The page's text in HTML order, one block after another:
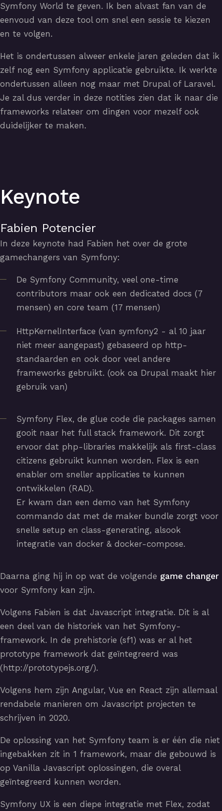
Symfony World te geven. Ik ben alvast fan van de
eenvoud van deze tool om snel een sessie te kiezen
en te volgen.
Het is ondertussen alweer enkele jaren geleden dat ik
zelf nog een Symfony applicatie gebruikte. Ik werkte
ondertussen alleen nog maar met Drupal of Laravel.
Je zal dus verder in deze notities zien dat ik naar die
frameworks relateer om dingen voor mezelf ook
duidelijker te maken.
Keynote
Fabien Potencier
In deze keynote had Fabien het over de grote
gamechangers van Symfony:
De Symfony Community, veel one-time
contributors maar ook een dedicated docs (7
mensen) en core team (17 mensen)
HttpKernelInterface (van symfony2 - al 10 jaar
niet meer aangepast) gebaseerd op http-
standaarden en ook door veel andere
frameworks gebruikt. (ook oa Drupal maakt hier
gebruik van)
Symfony Flex, de glue code die packages samen
gooit naar het full stack framework. Dit zorgt
ervoor dat php-libraries makkelijk als first-class
citizens gebruikt kunnen worden. Flex is een
enabler om sneller applicaties te kunnen
ontwikkelen (RAD).
Er kwam dan een demo van het Symfony
commando dat met de maker bundle zorgt voor
snelle setup en class-generating, alsook
integratie van docker & docker-compose.
Daarna ging hij in op wat de volgende game changer
voor Symfony kan zijn.
Volgens Fabien is dat Javascript integratie. Dit is al
een deel van de historiek van het Symfony-
framework. In de prehistorie (sf1) was er al het
prototype framework dat geïntegreerd was
(http://prototypejs.org/).
Volgens hem zijn Angular, Vue en React zijn allemaal
rendabele manieren om Javascript projecten te
schrijven in 2020.
De oplossing van het Symfony team is er één die niet
ingebakken zit in 1 framework, maar die gebouwd is
op Vanilla Javascript oplossingen, die overal
geïntegreerd kunnen worden.
Symfony UX is een diepe integratie met Flex, zodat